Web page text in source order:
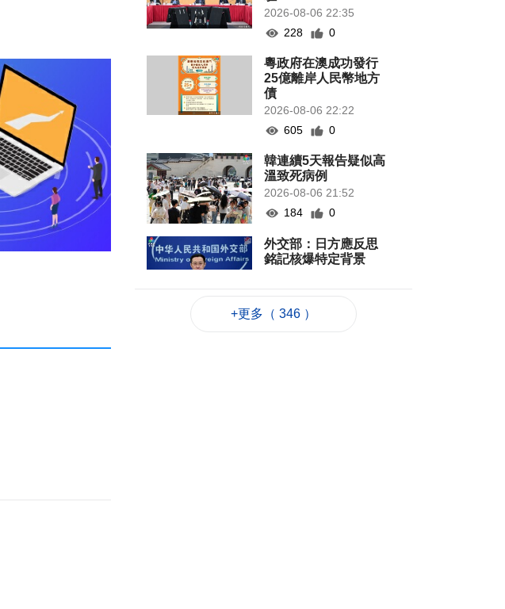
2026-08-06 22:35
228
0
粵政府在澳成功發行
25億離岸人民幣地方
債
2026-08-06 22:22
605
0
韓連續5天報告疑似高
溫致死病例
2026-08-06 21:52
184
0
外交部：日方應反思
銘記核爆特定背景
+更多（ 346 ）